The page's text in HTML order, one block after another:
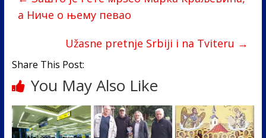
o
o
dI
n
а Ниче о њему певао
Užasne pretnje Srbiji i na Tviteru →
Share This Post:
You May Also Like